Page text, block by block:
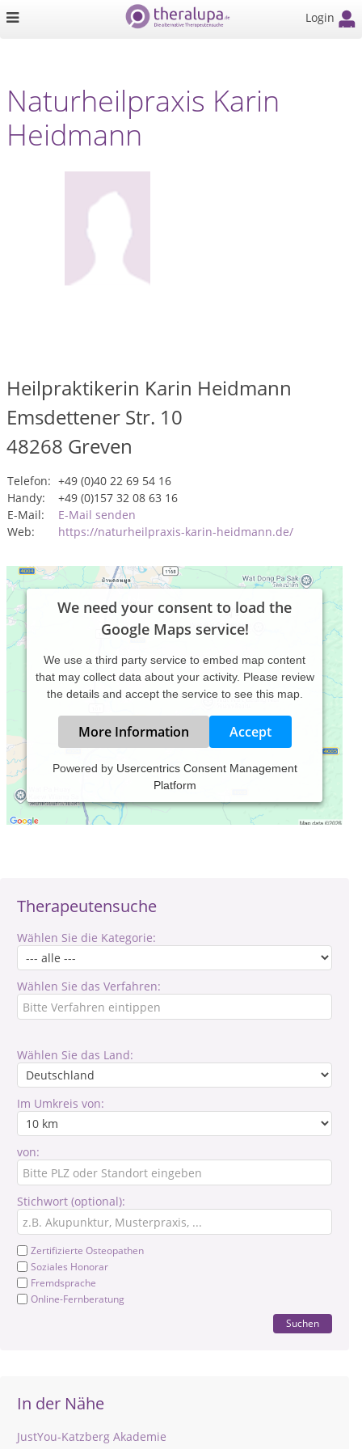
Login
Therapeutensuche
Wählen Sie die Kategorie:
Wählen Sie das Verfahren:
Wählen Sie das Land:
Im Umkreis von:
von:
Stichwort (optional):
Zertifizierte Osteopathen
Soziales Honorar
Fremdsprache
Online-Fernberatung
Suchen
In der Nähe
JustYou-Katzberg Akademie
Naturheilpraxis Karin
Heidmann
Heilpraktikerin Karin Heidmann
Emsdettener Str. 10
48268 Greven
Telefon: +49 (0)40 22 69 54 16
Handy:
+49 (0)157 32 08 63 16
E-Mail:
E-Mail senden
Web:
https://naturheilpraxis-karin-heidmann.de/
We need your consent to load the
Google Maps service!
We use a third party service to embed map content
that may collect data about your activity. Please review
the details and accept the service to see this map.
More Information Accept
Powered by Usercentrics Consent Management
Platform
Verantwortlich für den Inhalt des Eintrages ist:
Heilpraktikerin Karin Heidmann